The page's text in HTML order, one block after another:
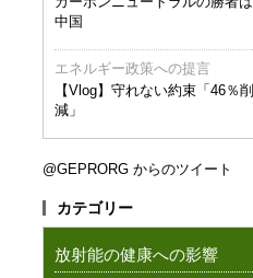
中国
エネルギー政策への提言
【Vlog】守れない約束「46％削
減」
@GEPRORG からのツイート
カテゴリー
放射能の健康への影響